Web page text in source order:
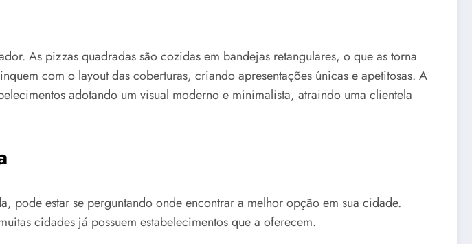
As pizzas quadradas são cozidas em bandejas retangulares, o que as torna
com o layout das coberturas, criando apresentações únicas e apetitosas. A
adotando um visual moderno e minimalista, atraindo uma clientela
pode estar se perguntando onde encontrar a melhor opção em sua cidade.
cidades já possuem estabelecimentos que a oferecem.